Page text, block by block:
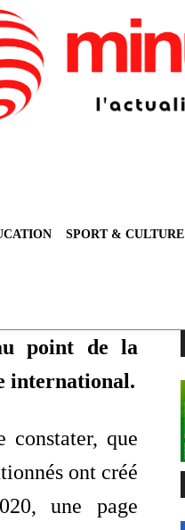
SPORT & CULTURE
point de la
international.
constater, que
ont créé
une page